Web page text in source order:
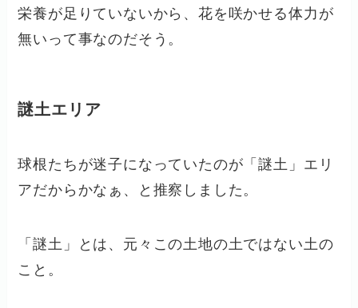
栄養が足りていないから、花を咲かせる体力が
無いって事なのだそう。
謎土エリア
球根たちが迷子になっていたのが「謎土」エリ
アだからかなぁ、と推察しました。
「謎土」とは、元々この土地の土ではない土の
こと。